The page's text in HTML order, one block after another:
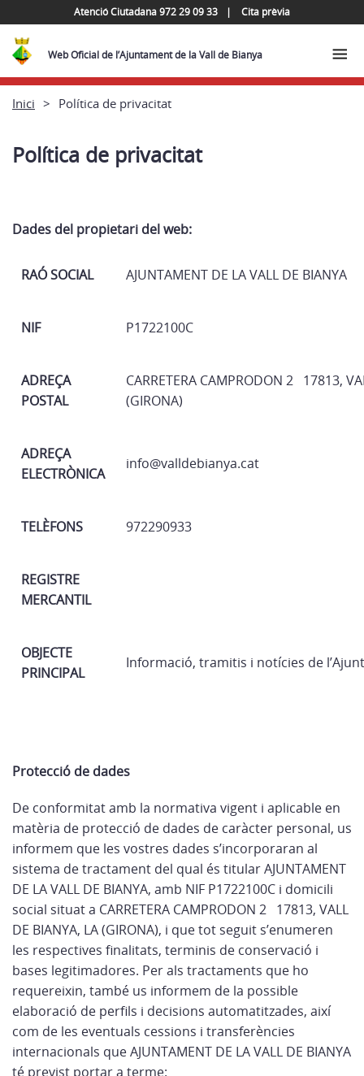
Atenció Ciutadana 972 29 09 33 Cita prèvia
Web Oficial de l’Ajuntament de la Vall de Bianya
Inici Política de privacitat
Política de privacitat
Dades del propietari del web:
RAÓ SOCIAL AJUNTAMENT DE LA VALL DE BIANYA
NIF P1722100C
ADREÇA
POSTAL
CARRETERA CAMPRODON 2 17813,
(GIRONA)
ADREÇA
ELECTRÒNICA
info@valldebianya.cat
TELÈFONS 972290933
REGISTRE
MERCANTIL
OBJECTE
PRINCIPAL
Informació, tramitis i notícies de
Protecció de dades
De conformitat amb la normativa vigent i aplicable en
matèria de protecció de dades de caràcter personal, us
informem que les vostres dades s’incorporaran al
sistema de tractament del qual és titular AJUNTAMENT
DE LA VALL DE BIANYA, amb NIF P1722100C i domicili
social situat a CARRETERA CAMPRODON 2 17813, VALL
DE BIANYA, LA (GIRONA), i que tot seguit s’enumeren
les respectives finalitats, terminis de conservació i
bases legitimadores. Per als tractaments que ho
requereixin, també us informem de la possible
elaboració de perfils i decisions automatitzades, així
com de les eventuals cessions i transferències
internacionals que AJUNTAMENT DE LA VALL DE BIANYA
té previst portar a terme: